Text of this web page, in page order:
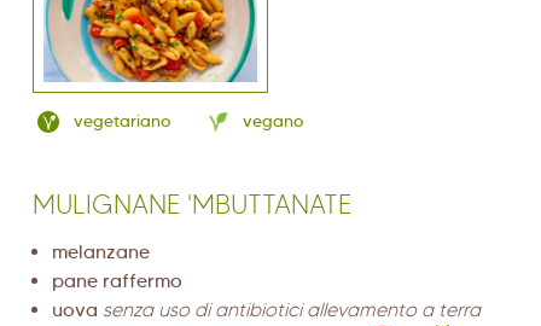
vegetariano vegano
MULIGNANE 'MBUTTANATE
melanzane
pane raffermo
uova senza uso di antibiotici allevamento a terra